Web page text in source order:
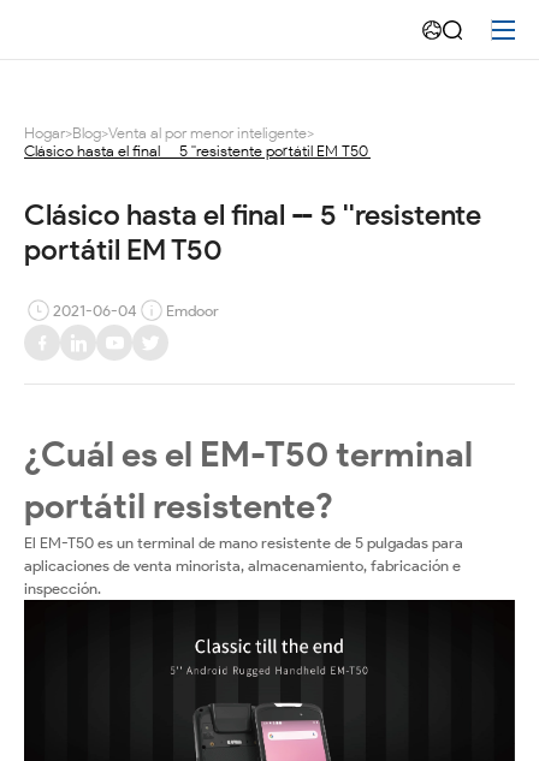
hasta
el
final
''resistente
EM
T50
Hogar>Blog>Venta al por menor inteligente>
Clásico hasta el final -- 5 ''resistente portátil EM T50
Clásico hasta el final -- 5 ''resistente
portátil EM T50
2021-06-04 Emdoor
¿Cuál es el EM-T50 terminal
portátil resistente?
El EM-T50 es un terminal de mano resistente de 5 pulgadas para
aplicaciones de venta minorista, almacenamiento, fabricación e
inspección.